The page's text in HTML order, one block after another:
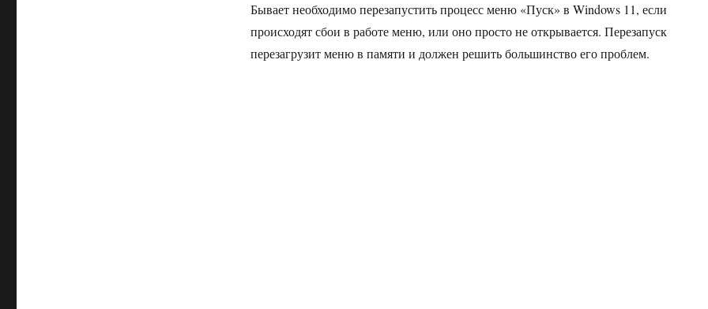
Бывает необходимо перезапустить процесс меню «Пуск» в Windows 11, если
происходят сбои в работе меню, или оно просто не открывается. Перезапуск
перезагрузит меню в памяти и должен решить большинство его проблем.